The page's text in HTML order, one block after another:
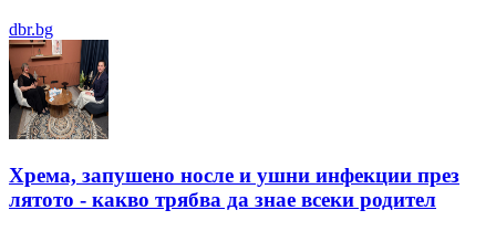
dbr.bg
Хрема, запушено носле и ушни инфекции през
лятотo - какво трябва да знае всеки родител